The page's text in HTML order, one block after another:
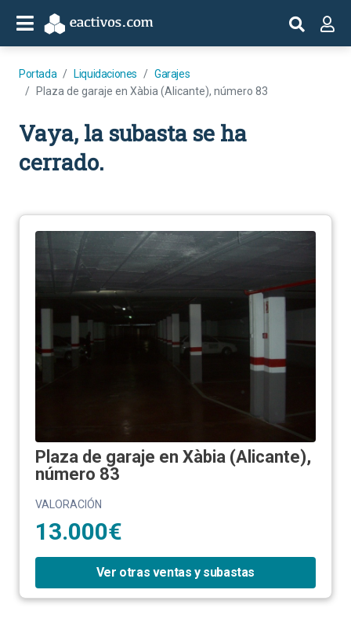
Portada Liquidaciones
Garajes
Plaza de garaje en Xàbia (Alicante), número 83
Vaya, la subasta se ha
cerrado.
Plaza de garaje en Xàbia (Alicante),
número 83
VALORACIÓN
13.000€
Ver otras ventas y subastas